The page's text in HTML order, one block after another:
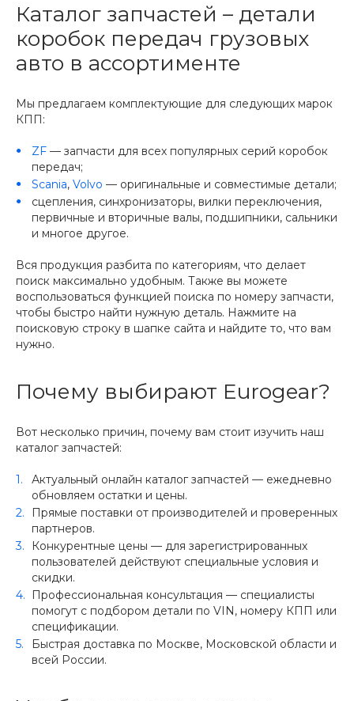
Каталог запчастей – детали
коробок передач грузовых
авто в ассортименте
Мы предлагаем комплектующие для следующих марок
КПП:
ZF — запчасти для всех популярных серий коробок
передач;
Scania, Volvo — оригинальные и совместимые детали;
сцепления, синхронизаторы, вилки переключения,
первичные и вторичные валы, подшипники, сальники
и многое другое.
Вся продукция разбита по категориям, что делает
поиск максимально удобным. Также вы можете
воспользоваться функцией поиска по номеру запчасти,
чтобы быстро найти нужную деталь. Нажмите на
поисковую строку в шапке сайта и найдите то, что вам
нужно.
Почему выбирают Eurogear?
Вот несколько причин, почему вам стоит изучить наш
каталог запчастей:
Актуальный онлайн каталог запчастей — ежедневно
обновляем остатки и цены.
Прямые поставки от производителей и проверенных
партнеров.
Конкурентные цены — для зарегистрированных
пользователей действуют специальные условия и
скидки.
Профессиональная консультация — специалисты
помогут с подбором детали по VIN, номеру КПП или
спецификации.
Быстрая доставка по Москве, Московской области и
всей России.